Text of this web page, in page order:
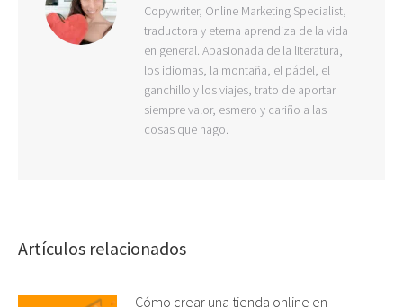
Copywriter, Online Marketing Specialist,
traductora y eterna aprendiza de la vida
en general. Apasionada de la literatura,
los idiomas, la montaña, el pádel, el
ganchillo y los viajes, trato de aportar
siempre valor, esmero y cariño a las
cosas que hago.
Artículos relacionados
Cómo crear una tienda online en